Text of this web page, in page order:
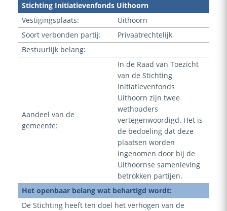
Stichting Initiatievenfonds Uithoorn
Vestigingsplaats:
Uithoorn
Soort verbonden partij:
Privaatrechtelijk
Bestuurlijk belang:
Aandeel van de
gemeente:
In de Raad van Toezicht
van de Stichting
Initiatievenfonds
Uithoorn zijn twee
wethouders
vertegenwoordigd. Het is
de bedoeling dat deze
plaatsen worden
ingenomen door bij de
Uithoornse samenleving
betrokken partijen.
Het openbaar belang wat behartigd wordt:
De Stichting heeft ten doel het verhogen van de